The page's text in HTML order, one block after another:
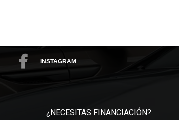
INSTAGRAM
¿NECESITAS FINANCIACIÓN?